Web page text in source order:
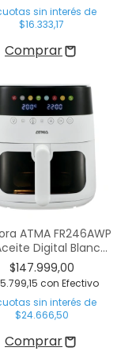
sin interés de
$16.333,17
ATMA FR246AWP
Digital Blanca
6 Litros C/Visor
$147.999,00
con Efectivo
sin interés de
$24.666,50